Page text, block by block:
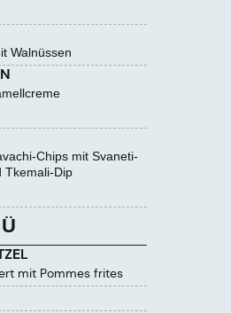
Walnüssen
Chips mit Svaneti-
Tkemali-Dip
mit Pommes frites